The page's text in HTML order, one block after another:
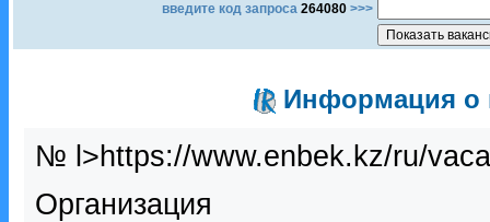
введите код запроса 264080 >>>
Информация о
№ l>https://www.enbek.kz/ru/
Организация